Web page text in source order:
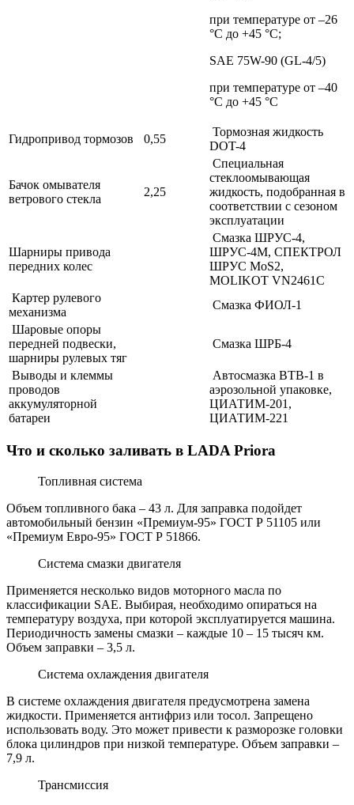
при температуре от –26
°С до +45 °С;
SAE 75W-90 (GL-4/5)
при температуре от –40
°С до +45 °С
Гидропривод тормозов 0,55
Тормозная жидкость
DOT-4
Бачок омывателя
ветрового стекла
2,25
Специальная
стеклоомывающая
жидкость, подобранная в
соответствии с сезоном
эксплуатации
Шарниры привода
передних колес
Смазка ШРУС-4,
ШРУС-4М, СПЕКТРОЛ
ШРУС МоS2,
MOLIKOT VN2461C
Картер рулевого
механизма
Смазка ФИОЛ-1
Шаровые опоры
передней подвески,
шарниры рулевых тяг
Смазка ШРБ-4
Выводы и клеммы
проводов
аккумуляторной
батареи
Автосмазка ВТВ-1 в
аэрозольной упаковке,
ЦИАТИМ-201,
ЦИАТИМ-221
Что и сколько заливать в LADA Priora
Топливная система
Объем топливного бака – 43 л. Для заправка подойдет
автомобильный бензин «Премиум-95» ГОСТ Р 51105 или
«Премиум Евро-95» ГОСТ Р 51866.
Система смазки двигателя
Применяется несколько видов моторного масла по
классификации SAE. Выбирая, необходимо опираться на
температуру воздуха, при которой эксплуатируется машина.
Периодичность замены смазки – каждые 10 – 15 тысяч км.
Объем заправки – 3,5 л.
Система охлаждения двигателя
В системе охлаждения двигателя предусмотрена замена
жидкости. Применяется антифриз или тосол. Запрещено
использовать воду. Это может привести к разморозке головки
блока цилиндров при низкой температуре. Объем заправки –
7,9 л.
Трансмиссия